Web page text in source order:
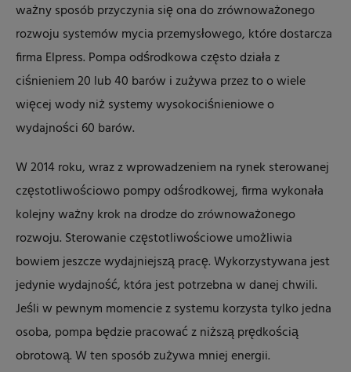
ważny sposób przyczynia się ona do zrównoważonego
rozwoju systemów mycia przemysłowego, które dostarcza
firma Elpress. Pompa odśrodkowa często działa z
ciśnieniem 20 lub 40 barów i zużywa przez to o wiele
więcej wody niż systemy wysokociśnieniowe o
wydajności 60 barów.
W 2014 roku, wraz z wprowadzeniem na rynek sterowanej
częstotliwościowo pompy odśrodkowej, firma wykonała
kolejny ważny krok na drodze do zrównoważonego
rozwoju. Sterowanie częstotliwościowe umożliwia
bowiem jeszcze wydajniejszą pracę. Wykorzystywana jest
jedynie wydajność, która jest potrzebna w danej chwili.
Jeśli w pewnym momencie z systemu korzysta tylko jedna
osoba, pompa będzie pracować z niższą prędkością
obrotową. W ten sposób zużywa mniej energii.